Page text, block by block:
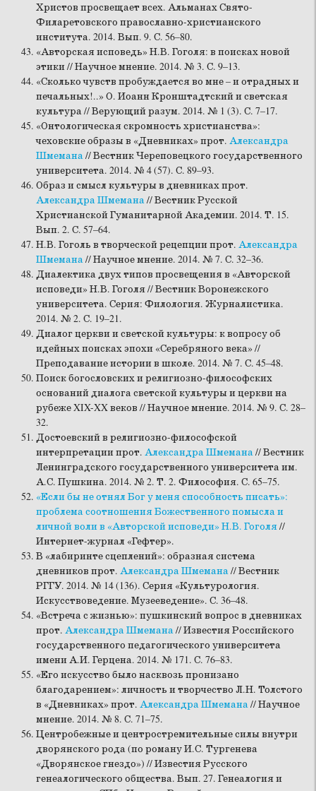
Христов просвещает всех. Альманах Свято-
Филаретовского православно-христианского
института. 2014. Вып. 9. С. 56–80.
«Авторская исповедь» Н.В. Гоголя: в поисках новой
этики // Научное мнение. 2014. № 3. С. 9–13.
«Сколько чувств пробуждается во мне – и отрадных и
печальных!..» О. Иоанн Кронштадтский и светская
культура // Верующий разум. 2014. № 1 (3). С. 7–17.
«Онтологическая скромность христианства»:
чеховские образы в «Дневниках» прот. Александра
Шмемана// Вестник Череповецкого государственного
университета. 2014. № 4 (57). С. 89–93.
Образ и смысл культуры в дневниках прот.
Александра Шмемана// Вестник Русской
Христианской Гуманитарной Академии. 2014. Т. 15.
Вып. 2. С. 57–64.
Н.В. Гоголь в творческой рецепции прот. Александра
Шмемана// Научное мнение. 2014. № 7. С. 32–36.
Диалектика двух типов просвещения в «Авторской
исповеди» Н.В. Гоголя // Вестник Воронежского
университета. Серия: Филология. Журналистика.
2014. № 2. С. 19–21.
Диалог церкви и светской культуры: к вопросу об
идейных поисках эпохи «Серебряного века» //
Преподавание истории в школе. 2014. № 7. С. 45–48.
Поиск богословских и религиозно-философских
оснований диалога светской культуры и церкви на
рубеже XIX-XX веков // Научное мнение. 2014. № 9. С. 28–
32.
Достоевский в религиозно-философской
интерпретации прот. Александра Шмемана// Вестник
Ленинградского государственного университета им.
А.С. Пушкина. 2014. № 2. Т. 2. Философия. С. 65–75.
«Если бы не отнял Бог у меня способность писать»:
проблема соотношения Божественного помысла и
личной воли в «Авторской исповеди» Н.В. Гоголя//
Интернет-журнал «Гефтер».
В «лабиринте сцеплений»: образная система
дневников прот. Александра Шмемана// Вестник
РГГУ. 2014. № 14 (136). Серия «Культурология.
Искусствоведение. Музееведение». С. 36–48.
«Встреча с жизнью»: пушкинский вопрос в дневниках
прот. Александра Шмемана// Известия Российского
государственного педагогического университета
имени А.И. Герцена. 2014. № 171. С. 76–83.
«Его искусство было насквозь пронизано
благодарением»: личность и творчество Л.Н. Толстого
в «Дневниках» прот. Александра Шмемана// Научное
мнение. 2014. № 8. С. 71–75.
Центробежные и центростремительные силы внутри
дворянского рода (по роману И.С. Тургенева
«Дворянское гнездо») // Известия Русского
генеалогического общества. Вып. 27. Генеалогия и